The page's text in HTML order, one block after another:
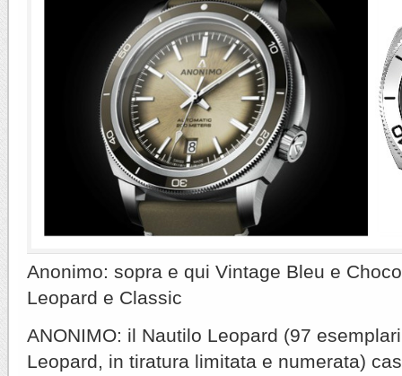
Anonimo: sopra e qui Vintage Bleu e
Leopard e Classic
ANONIMO: il Nautilo Leopard (97
Leopard, in tiratura limitata e numerata)